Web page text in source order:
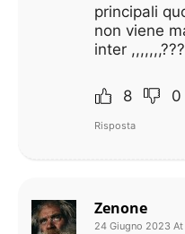
principali
non viene
inter
8 0
Risposta
Zenone
24 Giugno 2023 At